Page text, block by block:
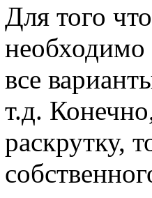
Для того
необходимо
все
т.д.
раскрутку,